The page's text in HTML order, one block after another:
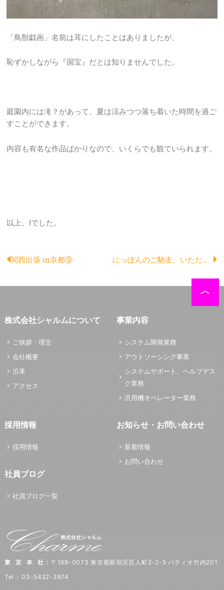
「鳥獣戯画」名前は耳にしたことはありましたが、
恥ずかしながら『国宝』だとは知りませんでした。
庭園内には滝？があって、夏は涼みつつ落ち着いた時間を過ご
すことができます。
内容も有名な作品ばかりなので、いくらでも観ていられます。
以上、Iでした。
Prev
関西出張 in京都⑨ にっぽんのご馳走、いただきます！
株式会社シャルムについて
ご挨拶・理念
会社概要
沿革
アクセス
事業内容
システム開発業務
アウトソーシング事業
システムサポート、ヘルプデス
ク業務
汎用機オペレーター業務
採用情報
採用情報
社員ブログ
社員ブログ一覧
お知らせ・お問い合わせ
新着情報
お問い合わせ
東京本社 ： 〒169-0073 東京都新宿区百人町2-2-5 パティオ竹内201
Tel ： 03-5422-3874